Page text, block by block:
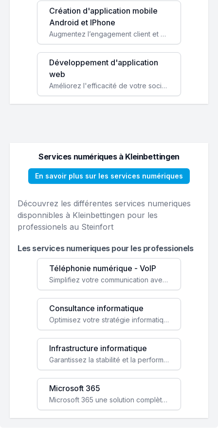
Création d'application mobile
Android et IPhone
Augmentez l’engagement client et simplifiez vos processus avec une application mobile sur mesure, disponible sur iOS et Android.
Développement d'application
web
Améliorez l'efficacité de votre société avec une application web personnalisée accessible partout et tout le temps.
Services numériques à Kleinbettingen
En savoir plus sur les services numériques
Découvrez les différentes services numeriques
disponnibles à Kleinbettingen pour les
professionels au Steinfort
Les services numeriques pour les professionels
Téléphonie numérique - VoIP
Simplifiez votre communication avec une solution VoIP flexible, économique et adaptée à vos besoins professionnels.
Consultance informatique
Optimisez votre stratégie informatique avec l'expertise de nos consultants pour améliorer votre efficacité et sécurité.
Infrastructure informatique
Garantissez la stabilité et la performance de votre entreprise avec une infrastructure IT sécurisée et évolutive.
Microsoft 365
Microsoft 365 une solution complète qui booste votre productivité, renforce la sécurité de vos données et facilite la collaboration.